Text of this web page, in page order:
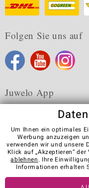
Folgen Sie uns auf
Juwelo App
Karriere AGB
Visit our
Um Ihnen ein optimales
Werbung anzuzeigen
verwenden wir und unsere
Klick auf „Akzeptieren“
ablehnen. Ihre
Informationen erhalten